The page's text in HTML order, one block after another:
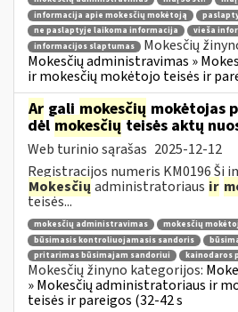
informacija apie mokesčių mokėtoją
ne paslaptyje laikoma informacija
vieša
informacijos slaptumas
Mokesčių
Mokesčių administravimas »
ir mokesčių mokėtojo teisės ir
Ar gali mokesčių mokėtojas
dėl mokesčiųteisės aktų
Web turinio sąrašas 2025-12-12
Registracijos numeris KM0196 Ši
Mokesčių administratoriaus ir
teisės...
mokesčių administravimas mokesčių
būsimasis kontroliuojamasis sandoris
pritarimas būsimajam sandoriui
kainodaros
Mokesčių žinyno kategorijos:
» Mokesčių administratoriaus ir
teisės ir pareigos (32-42 s